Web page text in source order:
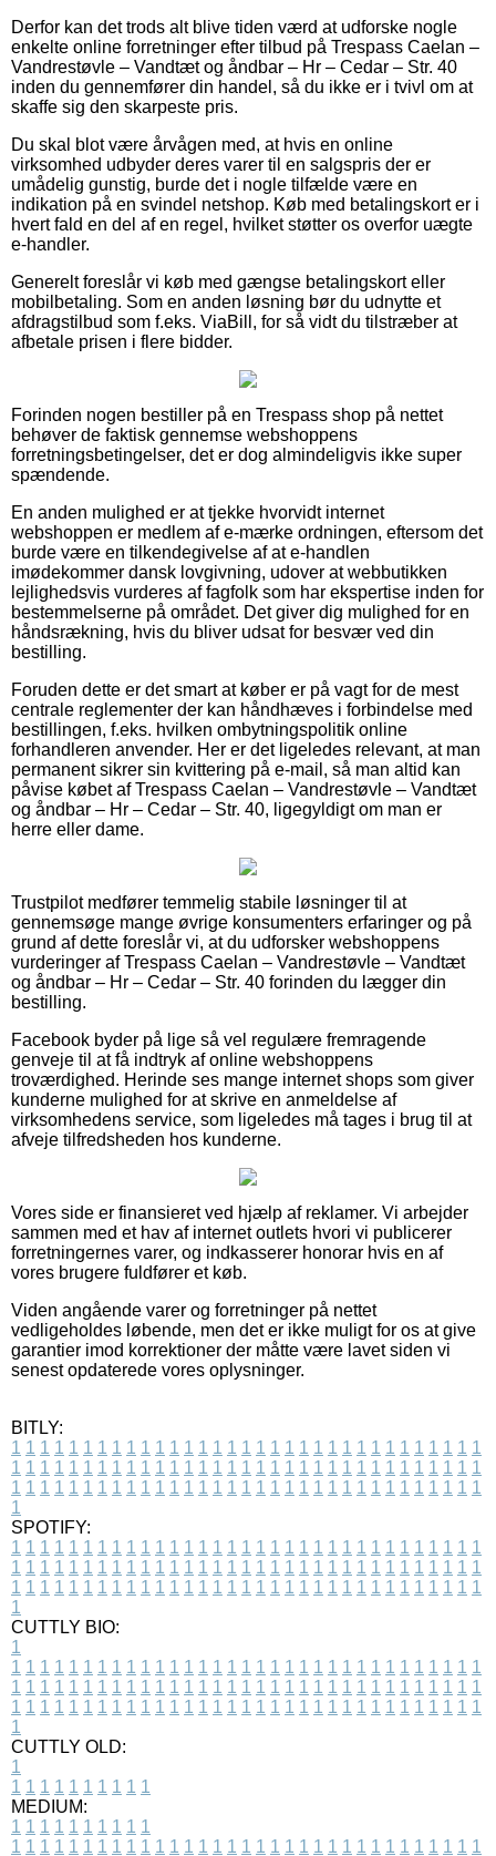
Derfor kan det trods alt blive tiden værd at udforske nogle
enkelte online forretninger efter tilbud på Trespass Caelan –
Vandrestøvle – Vandtæt og åndbar – Hr – Cedar – Str. 40
inden du gennemfører din handel, så du ikke er i tvivl om at
skaffe sig den skarpeste pris.
Du skal blot være årvågen med, at hvis en online
virksomhed udbyder deres varer til en salgspris der er
umådelig gunstig, burde det i nogle tilfælde være en
indikation på en svindel netshop. Køb med betalingskort er i
hvert fald en del af en regel, hvilket støtter os overfor uægte
e-handler.
Generelt foreslår vi køb med gængse betalingskort eller
mobilbetaling. Som en anden løsning bør du udnytte et
afdragstilbud som f.eks. ViaBill, for så vidt du tilstræber at
afbetale prisen i flere bidder.
Forinden nogen bestiller på en Trespass shop på nettet
behøver de faktisk gennemse webshoppens
forretningsbetingelser, det er dog almindeligvis ikke super
spændende.
En anden mulighed er at tjekke hvorvidt internet
webshoppen er medlem af e-mærke ordningen, eftersom det
burde være en tilkendegivelse af at e-handlen
imødekommer dansk lovgivning, udover at webbutikken
lejlighedsvis vurderes af fagfolk som har ekspertise inden for
bestemmelserne på området. Det giver dig mulighed for en
håndsrækning, hvis du bliver udsat for besvær ved din
bestilling.
Foruden dette er det smart at køber er på vagt for de mest
centrale reglementer der kan håndhæves i forbindelse med
bestillingen, f.eks. hvilken ombytningspolitik online
forhandleren anvender. Her er det ligeledes relevant, at man
permanent sikrer sin kvittering på e-mail, så man altid kan
påvise købet af Trespass Caelan – Vandrestøvle – Vandtæt
og åndbar – Hr – Cedar – Str. 40, ligegyldigt om man er
herre eller dame.
Trustpilot medfører temmelig stabile løsninger til at
gennemsøge mange øvrige konsumenters erfaringer og på
grund af dette foreslår vi, at du udforsker webshoppens
vurderinger af Trespass Caelan – Vandrestøvle – Vandtæt
og åndbar – Hr – Cedar – Str. 40 forinden du lægger din
bestilling.
Facebook byder på lige så vel regulære fremragende
genveje til at få indtryk af online webshoppens
troværdighed. Herinde ses mange internet shops som giver
kunderne mulighed for at skrive en anmeldelse af
virksomhedens service, som ligeledes må tages i brug til at
afveje tilfredsheden hos kunderne.
Vores side er finansieret ved hjælp af reklamer. Vi arbejder
sammen med et hav af internet outlets hvori vi publicerer
forretningernes varer, og indkasserer honorar hvis en af
vores brugere fuldfører et køb.
Viden angående varer og forretninger på nettet
vedligeholdes løbende, men det er ikke muligt for os at give
garantier imod korrektioner der måtte være lavet siden vi
senest opdaterede vores oplysninger.
BITLY:
1 1 1 1 1 1 1 1 1 1 1 1 1 1 1 1 1 1 1 1 1 1 1 1 1 1 1 1 1 1 1 1 1
1 1 1 1 1 1 1 1 1 1 1 1 1 1 1 1 1 1 1 1 1 1 1 1 1 1 1 1 1 1 1 1 1
1 1 1 1 1 1 1 1 1 1 1 1 1 1 1 1 1 1 1 1 1 1 1 1 1 1 1 1 1 1 1 1 1
1
SPOTIFY:
1 1 1 1 1 1 1 1 1 1 1 1 1 1 1 1 1 1 1 1 1 1 1 1 1 1 1 1 1 1 1 1 1
1 1 1 1 1 1 1 1 1 1 1 1 1 1 1 1 1 1 1 1 1 1 1 1 1 1 1 1 1 1 1 1 1
1 1 1 1 1 1 1 1 1 1 1 1 1 1 1 1 1 1 1 1 1 1 1 1 1 1 1 1 1 1 1 1 1
1
CUTTLY BIO:
1
1 1 1 1 1 1 1 1 1 1 1 1 1 1 1 1 1 1 1 1 1 1 1 1 1 1 1 1 1 1 1 1 1
1 1 1 1 1 1 1 1 1 1 1 1 1 1 1 1 1 1 1 1 1 1 1 1 1 1 1 1 1 1 1 1 1
1 1 1 1 1 1 1 1 1 1 1 1 1 1 1 1 1 1 1 1 1 1 1 1 1 1 1 1 1 1 1 1 1
1
CUTTLY OLD:
1
1 1 1 1 1 1 1 1 1 1
MEDIUM:
1 1 1 1 1 1 1 1 1 1
1 1 1 1 1 1 1 1 1 1 1 1 1 1 1 1 1 1 1 1 1 1 1 1 1 1 1 1 1 1 1 1 1